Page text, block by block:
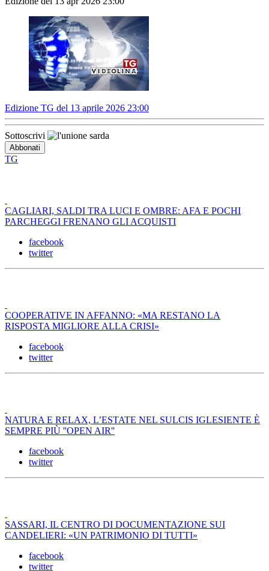
Edizione TG del 13 aprile 2026 23:00
Sottoscrivi
TG
CAGLIARI, SALDI TRA LUCI E OMBRE: AFA E POCHI
PARCHEGGI FRENANO GLI ACQUISTI
facebook
twitter
COOPERATIVE IN AFFANNO: «MA RESTANO LA
RISPOSTA MIGLIORE ALLA CRISI»
facebook
twitter
NATURA E RELAX, L’ESTATE NEL SULCIS IGLESIENTE È
SEMPRE PIÙ ''OPEN AIR''
facebook
twitter
SASSARI, IL CENTRO DI DOCUMENTAZIONE SUI
CANDELIERI: «UN PATRIMONIO DI TUTTI»
facebook
twitter